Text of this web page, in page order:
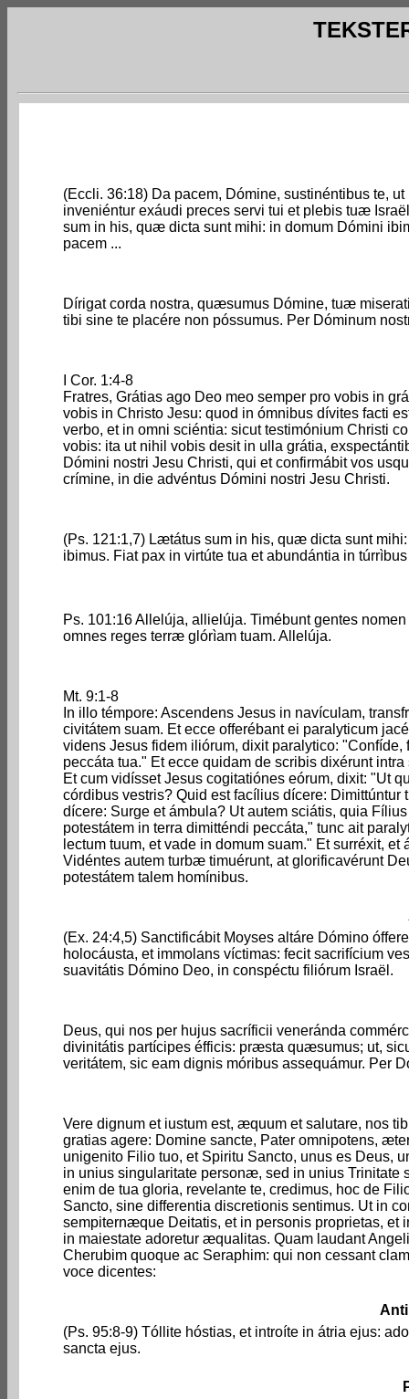
(Eccli. 36:18) Da pacem, Dómine, sustinéntibus te,
inveniéntur exáudi preces servi tui et plebis tuæ
sum in his, quæ dicta sunt mihi: in domum Dómini
pacem ...
Dírigat corda nostra, quæsumus Dómine, tuæ
tibi sine te placére non póssumus. Per Dóminum
I Cor. 1:4-8
Fratres, Grátias ago Deo meo semper pro vobis in
vobis in Christo Jesu: quod in ómnibus dívites facti
verbo, et in omni sciéntia: sicut testimónium Christi
vobis: ita ut nihil vobis desit in ulla grátia,
Dómini nostri Jesu Christi, qui et confirmábit vos
crímine, in die advéntus Dómini nostri Jesu Christi.
(Ps. 121:1,7) Lætátus sum in his, quæ dicta sunt
ibimus. Fiat pax in virtúte tua et abundántia in
Ps. 101:16 Allelúja, allielúja. Timébunt gentes
omnes reges terræ glórìam tuam. Allelúja.
Mt. 9:1-8
In illo témpore: Ascendens Jesus in navículam,
civitátem suam. Et ecce offerébant ei paralyticum
videns Jesus fidem iliórum, dixit paralytico: "Confíde,
peccáta tua." Et ecce quidam de scribis dixérunt
Et cum vidísset Jesus cogitatiónes eórum, dixit: "Ut
córdibus vestris? Quid est facílius dícere: Dimittúntur
dícere: Surge et ámbula? Ut autem sciátis, quia
potestátem in terra dimitténdi peccáta," tunc ait
lectum tuum, et vade in domum suam." Et surréxit, et
Vidéntes autem turbæ timuérunt, at glorificavérunt
potestátem talem homínibus.
(Ex. 24:4,5) Sanctificábit Moyses altáre Dómino
holocáusta, et immolans víctimas: fecit sacrifícium
suavitátis Dómino Deo, in conspéctu filiórum Israël.
Deus, qui nos per hujus sacríficii veneránda
divinitátis partícipes éfficis: præsta quæsumus; ut,
veritátem, sic eam dignis móribus assequámur. Per
Vere dignum et iustum est, æquum et salutare, nos
gratias agere: Domine sancte, Pater omnipotens,
unigenito Filio tuo, et Spiritu Sancto, unus es Deus,
in unius singularitate personæ, sed in unius Trinitate
enim de tua gloria, revelante te, credimus, hoc de
Sancto, sine differentia discretionis sentimus. Ut in
sempiternæque Deitatis, et in personis proprietas, et
in maiestate adoretur æqualitas. Quam laudant
Cherubim quoque ac Seraphim: qui non cessant
voce dicentes:
(Ps. 95:8-9) Tóllite hóstias, et introíte in átria ejus:
sancta ejus.